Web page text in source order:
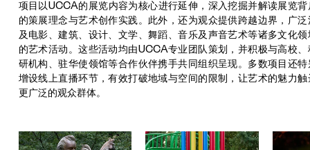
项目以UCCA的展览内容为核心进行延伸，深入挖掘并解读展览背
的策展理念与艺术创作实践。此外，还为观众提供跨越边界，广泛
及电影、建筑、设计、文学、舞蹈、音乐及声音艺术等诸多文化领
的艺术活动。这些活动均由UCCA专业团队策划，并积极与高校、
研机构、驻华使领馆等合作伙伴携手共同组织呈现。多数项目还特
增设线上直播环节，有效打破地域与空间的限制，让艺术的魅力触
更广泛的观众群体。